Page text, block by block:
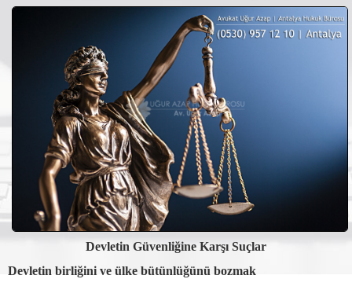
Devletin Güvenliğine Karşı Suçlar
Devletin birliğini ve ülke bütünlüğünü bozmak